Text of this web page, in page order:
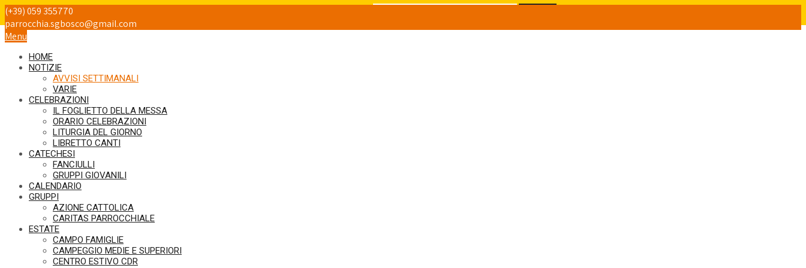
(+39) 059 355770
parrocchia.sgbosco@gmail.com
Menu
HOME
NOTIZIE
AVVISI SETTIMANALI
VARIE
CELEBRAZIONI
IL FOGLIETTO DELLA MESSA
ORARIO CELEBRAZIONI
LITURGIA DEL GIORNO
LIBRETTO CANTI
CATECHESI
FANCIULLI
GRUPPI GIOVANILI
CALENDARIO
GRUPPI
AZIONE CATTOLICA
CARITAS PARROCCHIALE
ESTATE
CAMPO FAMIGLIE
CAMPEGGIO MEDIE E SUPERIORI
CENTRO ESTIVO CDR